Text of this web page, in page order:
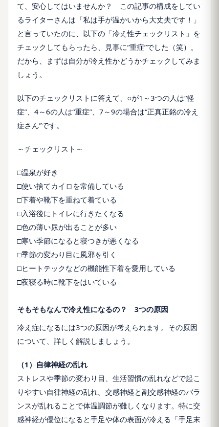
て、安心してはいませんか？ この記事の構成をしてい
るライターさんは「私は手が温かいから大丈夫です！」
と言っていたのに、以下の「冷え性チェックリスト」を
チェックしてもらったら、見事に“重症”でした（笑）。
だから、まずは自分が冷え性かどうかチェックしてみま
しょう。
以下のチェックリストに答えて、○が1～3つの人は“軽
症”、4～6の人は“重症”、7～9の場合は“正真正銘の冷え
症さん”です。
～チェックリスト～
□温泉が好き
□使い捨てカイロを常備している
□下着や靴下を重ねて着ている
□入浴後にトイレに行きたくなる
□色の薄い尿が出ることが多い
□寒い季節になると寝つきが悪くなる
□季節の変わり目に風邪を引く
□ヒートテックなどの機能性下着を愛用している
□夜寝る時に靴下をはいている
そもそもなんで冷え性になるの？ 3つの原因
冷え症になるには3つの原因が考えられます。その原因
について、詳しく解説しましょう。
（1）自律神経の乱れ
ストレスや季節の変わり目、生活習慣の乱れなどで起こ
りやすい自律神経の乱れ。交感神経と副交感神経のバラ
ンスが乱れることで体温調節が難しくなります。特に交
感神経が優位になると手足や体の表面が冷える「手足末